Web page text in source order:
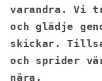
varandra. Vi
och glädje
skickar.
och sprider
nära.